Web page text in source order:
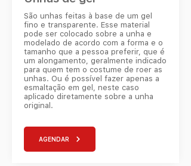
São unhas feitas à base de um gel
fino e transparente. Esse material
pode ser colocado sobre a unha e
modelado de acordo com a forma e o
tamanho que a pessoa preferir, que é
um alongamento, geralmente indicado
para quem tem o costume de roer as
unhas. Ou é possível fazer apenas a
esmaltação em gel, neste caso
aplicado diretamente sobre a unha
original.
AGENDAR